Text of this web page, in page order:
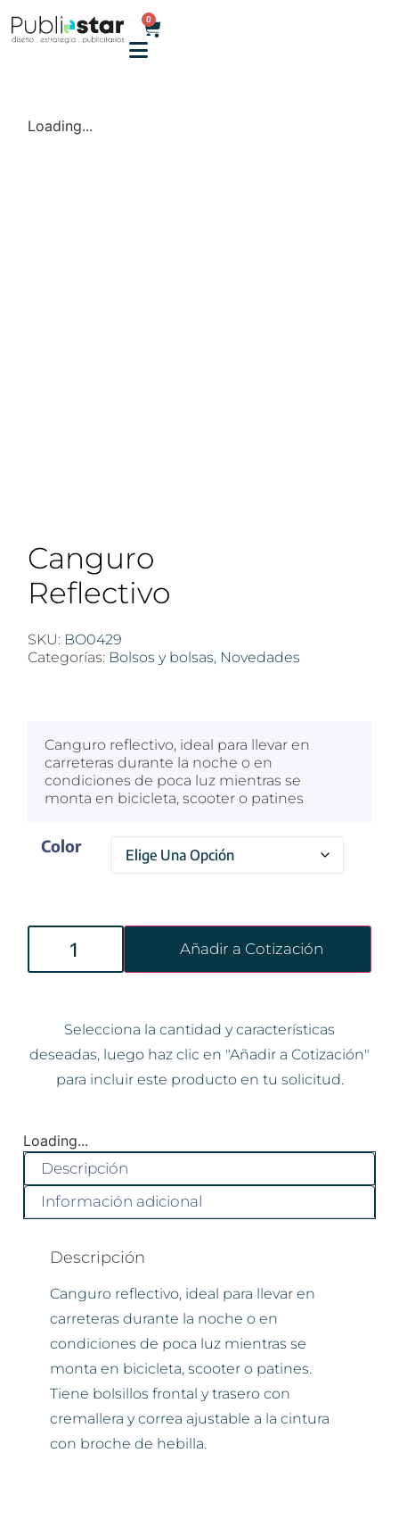
0
Loading...
Canguro
Reflectivo
SKU: BO0429
Categorías: Bolsos y bolsas, Novedades
Canguro reflectivo, ideal para llevar en
carreteras durante la noche o en
condiciones de poca luz mientras se
monta en bicicleta, scooter o patines
Color
Añadir a Cotización
Selecciona la cantidad y características
deseadas, luego haz clic en "Añadir a Cotización"
para incluir este producto en tu solicitud.
Loading...
Descripción
Información adicional
Descripción
Canguro reflectivo, ideal para llevar en
carreteras durante la noche o en
condiciones de poca luz mientras se
monta en bicicleta, scooter o patines.
Tiene bolsillos frontal y trasero con
cremallera y correa ajustable a la cintura
con broche de hebilla.